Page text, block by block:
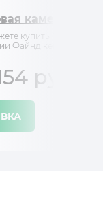
камедь
купить Гуаровая
Файнд кемистри
руб/кг